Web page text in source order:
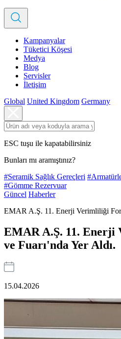
Kampanyalar
Tüketici Köşesi
Medya
Blog
Servisler
İletişim
Global United Kingdom Germany
ESC tuşu ile kapatabilirsiniz
Bunları mı aramıştınız?
#Seramik Sağlık Gereçleri
#Gömme Rezervuar
Güncel Haberler
EMAR A.Ş. 11. Enerji Verimliliği
EMAR A.Ş. 11.
ve Fuarı'nda Yer Aldı.
15.04.2026